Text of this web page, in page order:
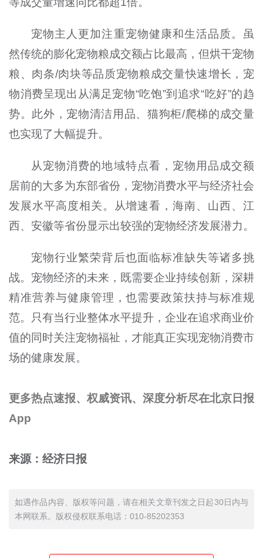
宠物主人更加注重宠物健康和生活品质。虽
然传统的膨化宠物粮成交额占比最高，但烘干宠物
粮、肉条/肉块等品质宠物粮成交量快速增长，宠
物消费呈现出从满足宠物“吃饱”到追求“吃好”的趋
势。此外，宠物清洁用品、猫狗柜/爬梯的成交量
也实现了大幅提升。
从宠物消费的地域特点看，宠物用品成交额
居前的大多为东部省份，宠物消费水平与经济社会
发展水平高度相关。从增速看，海南、山西、江
西、安徽等省份显示出较强的宠物经济发展潜力。
宠物行业繁荣背后也面临标准缺失等诸多挑
战。宠物经济的未来，既需要企业持续创新，深耕
精准营养与健康管理，也需要政策扶持与标准规
范。只有当行业整体水平提升，企业在追求商业价
值的同时关注宠物福祉，才能真正实现宠物消费市
场的健康发展。
更多热点速报、权威资讯、深度分析尽在北京日报
App
来源：经济日报
如遇作品内容、版权等问题，请在相关文章刊发之日起30日内与
本网联系。版权侵权联系电话：010-85202353